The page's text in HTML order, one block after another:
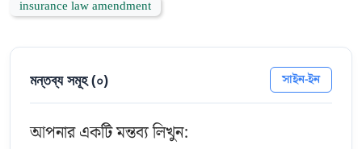
insurance law amendment
মন্তব্য সমূহ (০) সাইন-ইন
আপনার একটি মন্তব্য লিখুন: